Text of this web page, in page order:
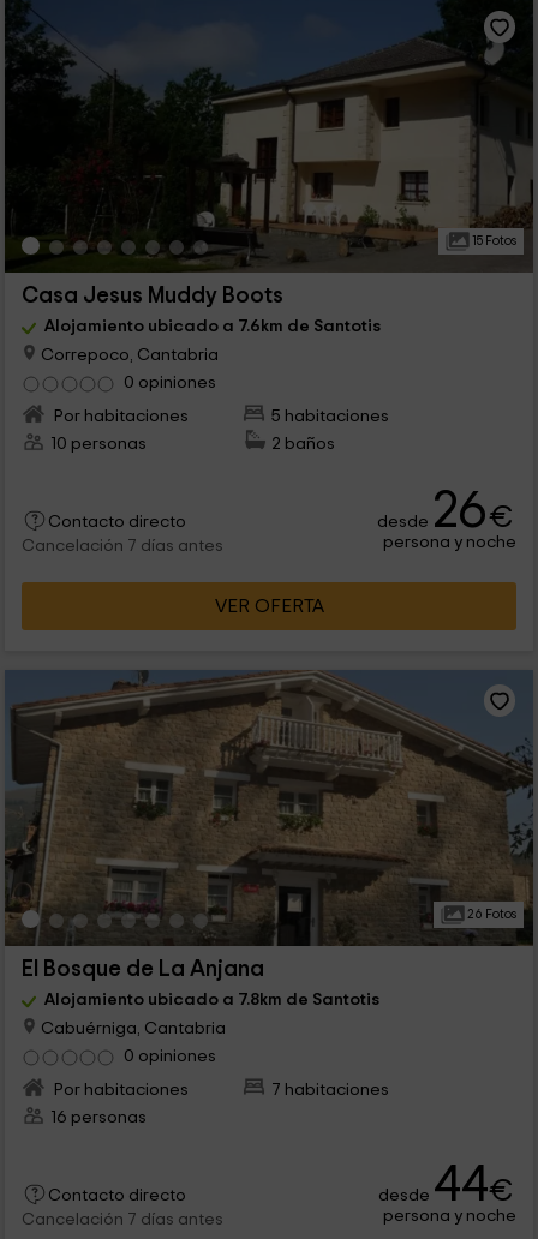
15 Fotos
Casa Jesus Muddy Boots
Alojamiento ubicado a 7.6km de Santotis
Correpoco, Cantabria
0 opiniones
Por habitaciones
5 habitaciones
10 personas
2 baños
Contacto directo
Cancelación 7 días antes
desde 26€
persona y noche
VER OFERTA
26 Fotos
El Bosque de La Anjana
Alojamiento ubicado a 7.8km de Santotis
Cabuérniga, Cantabria
0 opiniones
Por habitaciones
7 habitaciones
16 personas
Contacto directo
Cancelación 7 días antes
desde 44€
persona y noche